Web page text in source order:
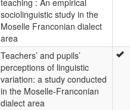
teaching : An empirical
sociolinguistic study in the
Moselle Franconian dialect
area
Teachers’ and pupils’
perceptions of linguistic
variation: a study conducted
in the Moselle-Franconian
dialect area